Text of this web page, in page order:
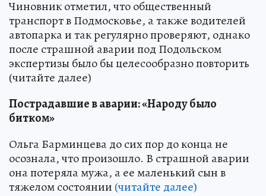
Чиновник отметил, что общественный
транспорт в Подмосковье, а также водителей
автопарка и так регулярно проверяют, однако
после страшной аварии под Подольском
экспертизы было бы целесообразно повторить
(читайте далее)
Пострадавшие в аварии: «Народу было
битком»
Ольга Барминцева до сих пор до конца не
осознала, что произошло. В страшной аварии
она потеряла мужа, а ее маленький сын в
тяжелом состоянии (читайте далее)